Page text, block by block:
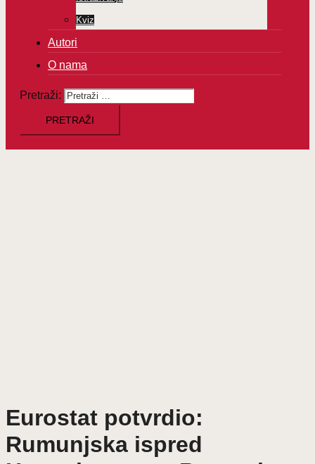
Kviz
Autori
O nama
Pretraži:
Eurostat potvrdio:
Rumunjska ispred